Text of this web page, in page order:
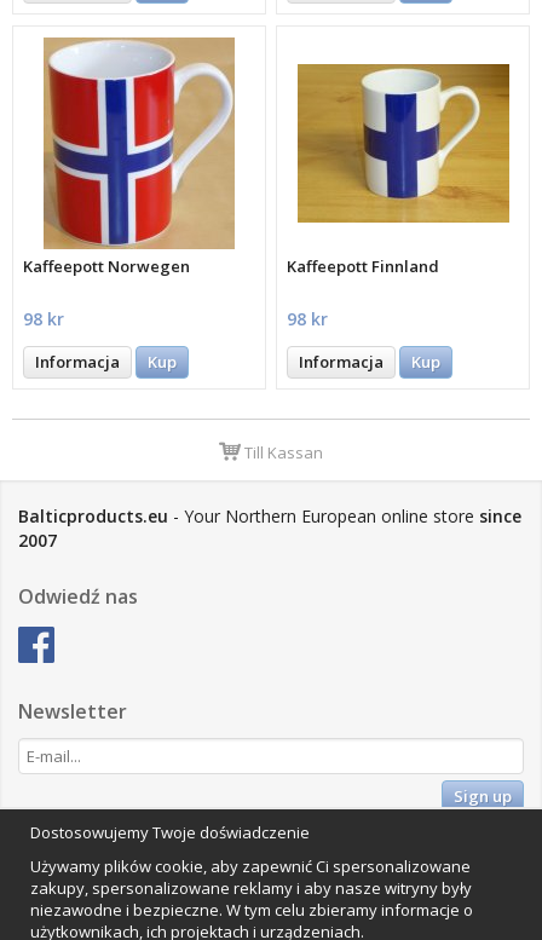
Kaffeepott Norwegen
98 kr
Informacja Kup
Kaffeepott Finnland
98 kr
Informacja Kup
Till Kassan
Balticproducts.eu - Your Northern European online store since
2007
Odwiedź nas
Newsletter
Sign up
Impressum
Vamos Commerce AB
Orkestervägen 1, 224 72 Lund, Szwecja
Organisationsnummer: 559502-0453
Dostosowujemy Twoje doświadczenie
Używamy plików cookie, aby zapewnić Ci spersonalizowane
zakupy, spersonalizowane reklamy i aby nasze witryny były
niezawodne i bezpieczne. W tym celu zbieramy informacje o
użytkownikach, ich projektach i urządzeniach.